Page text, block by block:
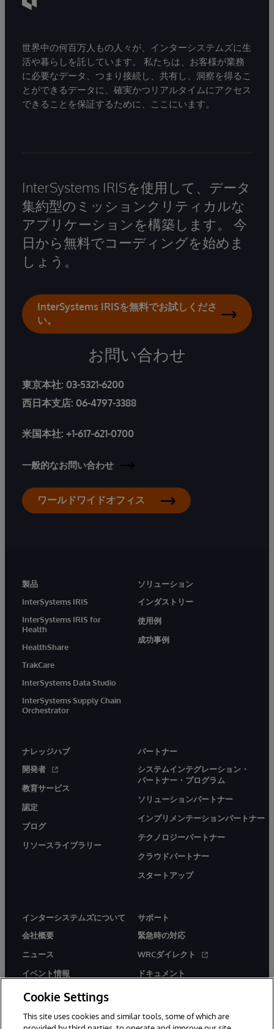
世界中の何百万人もの人々が、インターシステムズに生
活や暮らしを託しています。 私たちは、お客様が業務
に必要なデータ、つまり接続し、共有し、洞察を得るこ
とができるデータに、確実かつリアルタイムにアクセス
できることを保証するために、ここにいます。
InterSystems IRISを使用して、データ
集約型のミッションクリティカルな
アプリケーションを構築します。 今
日から無料でコーディングを始めま
しょう。
InterSystems IRISを無料でお試しくださ
い。
お問い合わせ
東京本社: 03-5321-6200
西日本支店: 06-4797-3388
米国本社: +1-617-621-0700
一般的なお問い合わせ
ワールドワイドオフィス
製品
InterSystems IRIS
InterSystems IRIS for
Health
HealthShare
TrakCare
InterSystems Data Studio
InterSystems Supply Chain
Orchestrator
ソリューション
インダストリー
使用例
成功事例
ナレッジハブ
開発者
教育サービス
認定
ブログ
リソースライブラリー
パートナー
システムインテグレーション・
パートナー・プログラム
ソリューションパートナー
インプリメンテーションパートナー
テクノロジーパートナー
クラウドパートナー
スタートアップ
インターシステムズについて
会社概要
ニュース
イベント情報
採用情報
サポート
緊急時の対応
WRCダイレクト
ドキュメント
Cookie Settings
This site uses cookies and similar tools, some of which are